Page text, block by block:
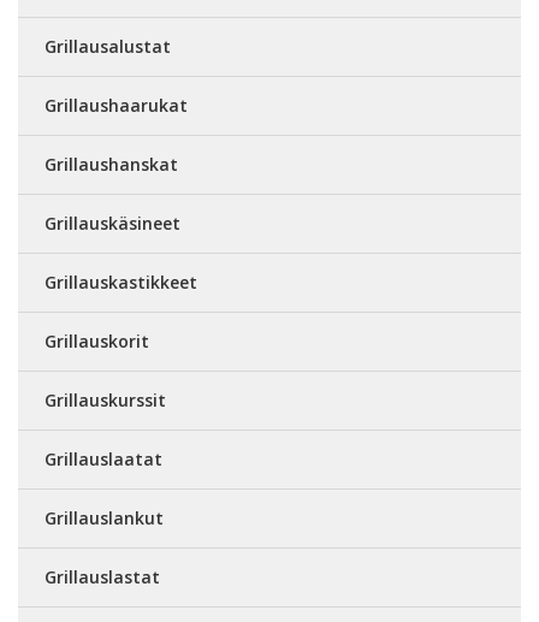
Grillausalustat
Grillaushaarukat
Grillaushanskat
Grillauskäsineet
Grillauskastikkeet
Grillauskorit
Grillauskurssit
Grillauslaatat
Grillauslankut
Grillauslastat